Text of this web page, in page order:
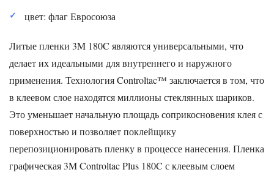
цвет: флаг Евросоюза
Литые пленки 3M 180C являются универсальными, что
делает их идеальными для внутреннего и наружного
применения. Технология Controltac™ заключается в том, что
в клеевом слое находятся миллионы стеклянных шариков.
Это уменьшает начальную площадь соприкосновения клея с
поверхностью и позволяет поклейщику
перепозиционировать пленку в процессе нанесения. Пленка
графическая 3M Controltac Plus 180C с клеевым слоем